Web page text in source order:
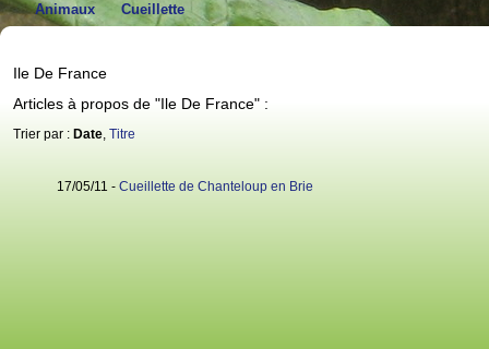
Animaux Cueillette
Ile De France
Articles à propos de "Ile De France" :
Trier par : Date, Titre
17/05/11 - Cueillette de Chanteloup en Brie